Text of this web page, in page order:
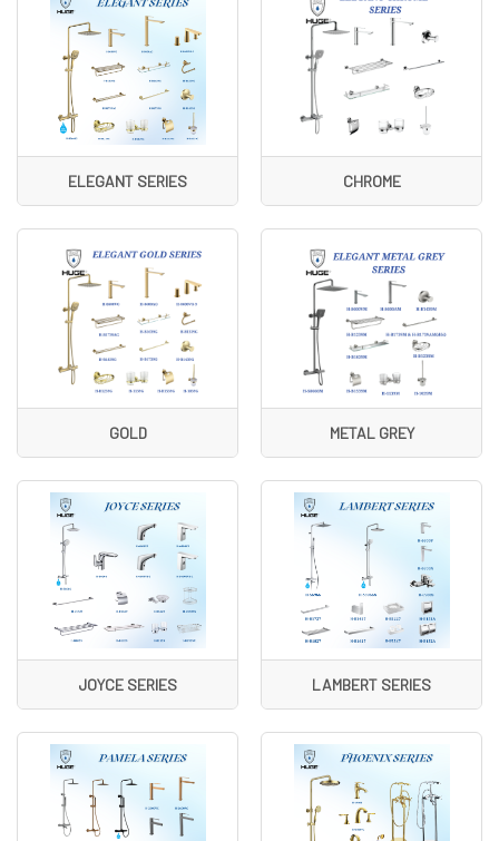
ELEGANT SERIES CHROME
GOLD METAL GREY
JOYCE SERIES LAMBERT SERIES